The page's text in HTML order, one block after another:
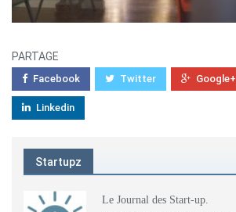
PARTAGE
Facebook Twitter Google+
Linkedin
Startupz
Le Journal des Start-up.